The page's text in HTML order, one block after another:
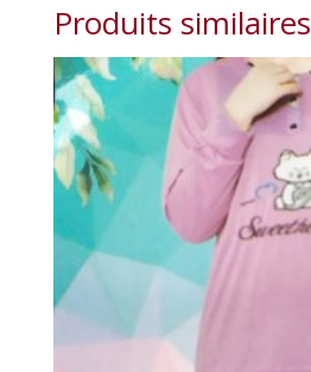
Produits similaires